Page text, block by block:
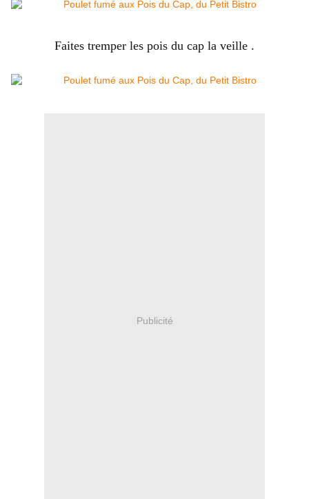
Faites tremper les pois du cap la veille .
Publicité